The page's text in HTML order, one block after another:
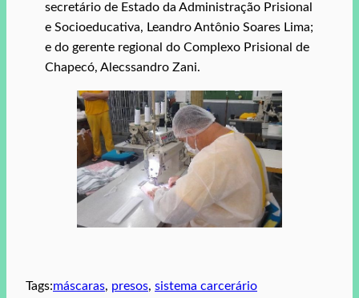
secretário de Estado da Administração Prisional
e Socioeducativa, Leandro Antônio Soares Lima;
e do gerente regional do Complexo Prisional de
Chapecó, Alecssandro Zani.
Tags:máscaras, presos, sistema carcerário